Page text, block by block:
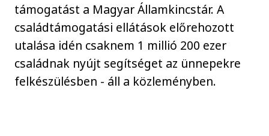
támogatást a Magyar Államkincstár. A
családtámogatási ellátások előrehozott
utalása idén csaknem 1 millió 200 ezer
családnak nyújt segítséget az ünnepekre
felkészülésben - áll a közleményben.